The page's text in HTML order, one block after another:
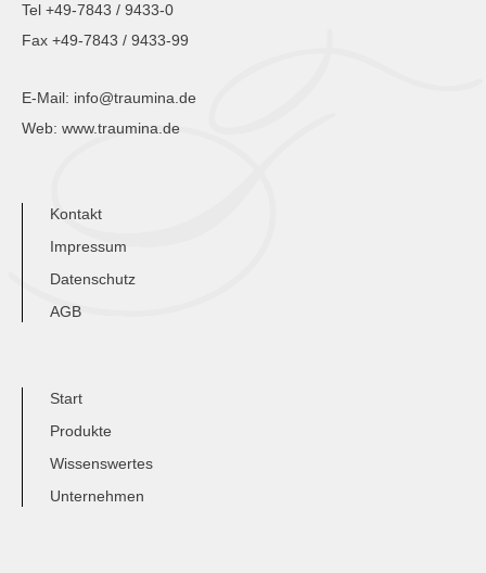
Tel +49-7843 / 9433-0
Fax +49-7843 / 9433-99
E-Mail: info@traumina.de
Web: www.traumina.de
Kontakt
Impressum
Datenschutz
AGB
Start
Produkte
Wissenswertes
Unternehmen